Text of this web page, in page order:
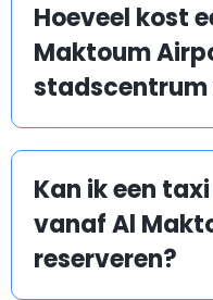
Hoeveel kost
Maktoum
stadscentrum
Kan ik een
vanaf Al
reserveren?